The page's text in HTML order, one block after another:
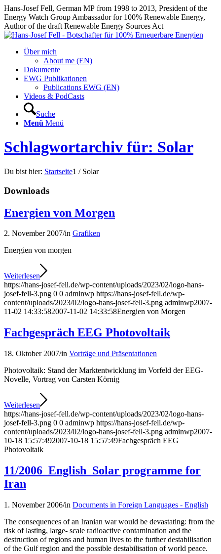
Hans-Josef Fell, German MP from 1998 to 2013, President of the
Energy Watch Group Ambassador for 100% Renewable Energy,
Author of the draft Renewable Energy Sources Act
Über mich
About me (EN)
Dokumente
EWG Publikationen
Publications EWG (EN)
Videos & PodCasts
Suche
Menü Menü
Schlagwortarchiv für: Solar
Du bist hier: Startseite1 / Solar
Downloads
Energien von Morgen
2. November 2007/in Grafiken
Energien von morgen
Weiterlesen
https://hans-josef-fell.de/wp-content/uploads/2023/02/logo-hans-
josef-fell-3.png 0 0 adminwp https://hans-josef-fell.de/wp-
content/uploads/2023/02/logo-hans-josef-fell-3.png adminwp2007-
11-02 14:33:582007-11-02 14:33:58Energien von Morgen
Fachgespräch EEG Photovoltaik
18. Oktober 2007/in Vorträge und Präsentationen
Photovoltaik: Stand der Marktentwicklung im Vorfeld der EEG-
Novelle, Vortrag von Carsten Körnig
Weiterlesen
https://hans-josef-fell.de/wp-content/uploads/2023/02/logo-hans-
josef-fell-3.png 0 0 adminwp https://hans-josef-fell.de/wp-
content/uploads/2023/02/logo-hans-josef-fell-3.png adminwp2007-
10-18 15:57:492007-10-18 15:57:49Fachgespräch EEG
Photovoltaik
11/2006_English_Solar programme for
Iran
1. November 2006/in Documents in Foreign Languages - English
The consequences of an Iranian war would be devastating: from the
risk of lasting, large- scale radioactive contamination and the
destruction of regions and human lives to the further destabilisation
of the Gulf region and the possible destabilisation of world peace.